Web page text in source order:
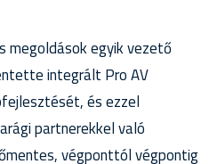
megoldások egyik vezető
integrált Pro AV
és ezzel
partnerekkel való
végponttól végpontig